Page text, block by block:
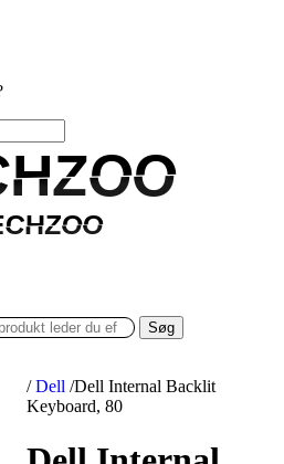
Søg
/ Dell /Dell Internal Backlit
Keyboard, 80